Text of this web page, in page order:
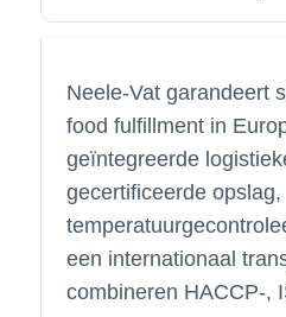
Neele-Vat garandeert
food fulfillment in
geïntegreerde
gecertificeerde opslag,
een internationaal
combineren HACCP-,